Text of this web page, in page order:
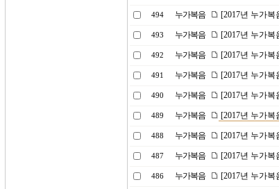
494 누가복음 [2017년 누가복
493 누가복음 [2017년 누가
492 누가복음 [2017년 누가
491 누가복음 [2017년 누가
490 누가복음 [2017년 누가복
489 누가복음 [2017년 누가
488 누가복음 [2017년 누가
487 누가복음 [2017년 누가
486 누가복음 [2017년 누가